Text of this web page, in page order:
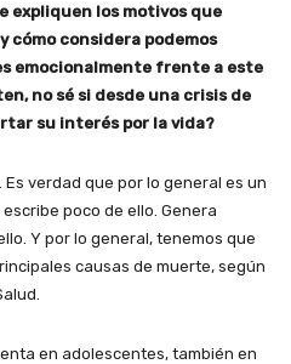
expliquen los motivos que
cómo considera podemos
emocionalmente frente a este
no sé si desde una crisis de
su interés por la vida?
verdad que por lo general es un
poco de ello. Genera
Y por lo general, tenemos que
causas de muerte, según
en adolescentes, también en